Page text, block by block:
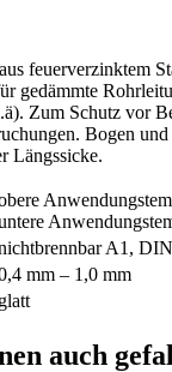
feuerverzinktem
gedämmte
Zum Schutz vor
Bogen
Längssicke.
A1,
mm – 1,0 mm
glatt
auch